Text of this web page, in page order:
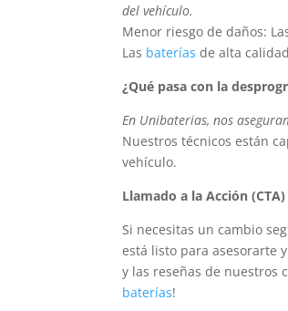
del vehículo.
Menor riesgo de daños:
Las baterías de alta
¿Qué pasa con la
En Unibaterias, nos
Nuestros técnicos están
vehículo.
Llamado a la Acción
Si necesitas un cambio
está listo para asesorarte
y las reseñas de nuestros
baterías!